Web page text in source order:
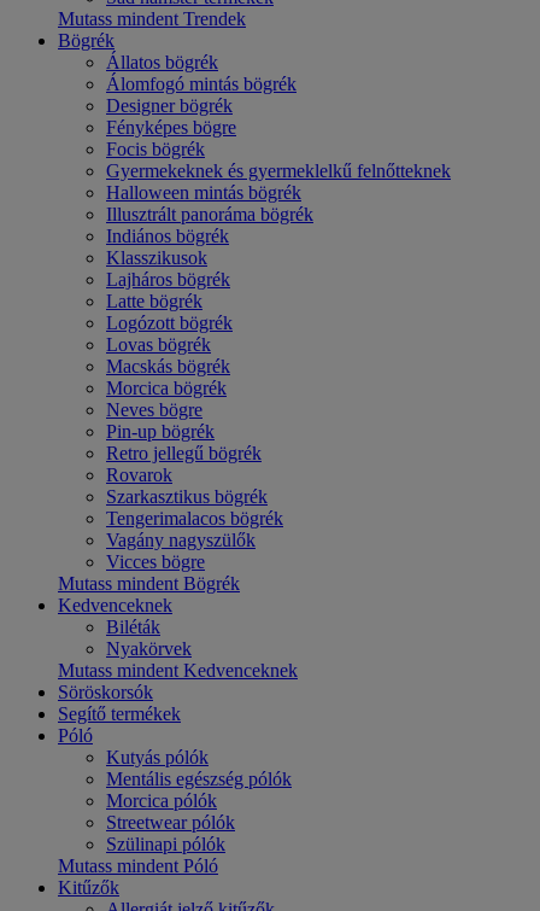
Mutass mindent Trendek
Bögrék
Állatos bögrék
Álomfogó mintás bögrék
Designer bögrék
Fényképes bögre
Focis bögrék
Gyermekeknek és gyermeklelkű felnőtteknek
Halloween mintás bögrék
Illusztrált panoráma bögrék
Indiános bögrék
Klasszikusok
Lajháros bögrék
Latte bögrék
Logózott bögrék
Lovas bögrék
Macskás bögrék
Morcica bögrék
Neves bögre
Pin-up bögrék
Retro jellegű bögrék
Rovarok
Szarkasztikus bögrék
Tengerimalacos bögrék
Vagány nagyszülők
Vicces bögre
Mutass mindent Bögrék
Kedvenceknek
Biléták
Nyakörvek
Mutass mindent Kedvenceknek
Söröskorsók
Segítő termékek
Póló
Kutyás pólók
Mentális egészség pólók
Morcica pólók
Streetwear pólók
Szülinapi pólók
Mutass mindent Póló
Kitűzők